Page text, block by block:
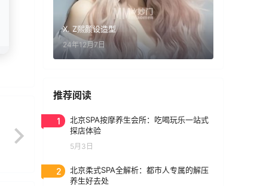
X. Z熙颜设造型
24年12月7日
推荐阅读
1
北京SPA按摩养生会所：吃喝玩乐一站式
探店体验
5月3日
2
北京柔式SPA全解析：都市人专属的解压
养生好去处